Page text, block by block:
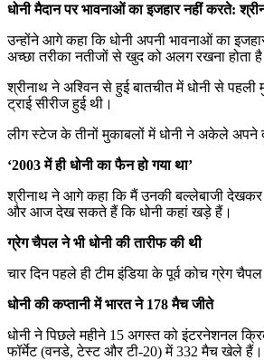
धोनी मैदान पर भावनाओं का इजहार नहीं करते:
उन्होंने आगे कहा कि धोनी अपनी भावनाओं का
अच्छा तरीका नतीजों से खुद को अलग रखना होता
श्रीनाथ ने अश्विन से हुई बातचीत में धोनी से
ट्राई सीरीज हुई थी।
लीग स्टेज के तीनों मुकाबलों में धोनी ने अकेले अपने
‘2003 में ही धोनी का फैन हो गया था’
श्रीनाथ ने आगे कहा कि मैं उनकी बल्लेबाजी
और आज देख सकते हैं कि धोनी कहां खड़े हैं।
ग्रेग चैपल ने भी धोनी की तारीफ की थी
चार दिन पहले ही टीम इंडिया के पूर्व कोच ग्रेग
धोनी की कप्तानी में भारत ने 178 मैच जीते
धोनी ने पिछले महीने 15 अगस्त को इंटरनेशनल
फॉर्मेट (वनडे, टेस्ट और टी-20) में 332 मैच खेले हैं।